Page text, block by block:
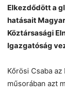
Elkezdődött a
hatásait
Köztársasági
Igazgatóság
Kőrösi Csaba
műsorában azt
Chat